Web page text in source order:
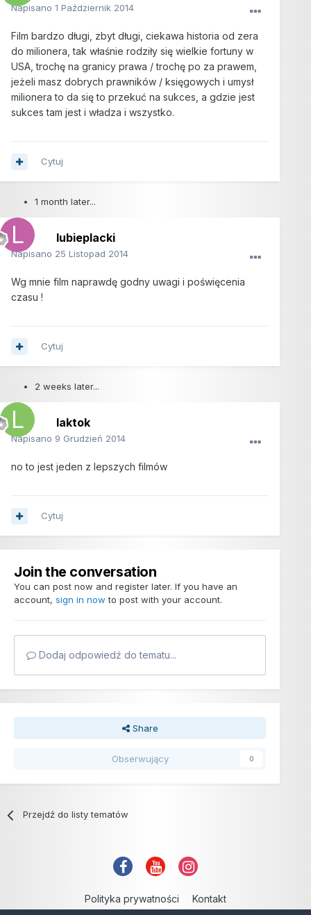
Napisano 1 Październik 2014
Film bardzo długi, zbyt długi, ciekawa historia od zera
do milionera, tak właśnie rodziły się wielkie fortuny w
USA, trochę na granicy prawa / trochę po za prawem,
jeżeli masz dobrych prawników / księgowych i umysł
milionera to da się to przekuć na sukces, a gdzie jest
sukces tam jest i władza i wszystko.
Cytuj
1 month later...
lubieplacki
Napisano 25 Listopad 2014
Wg mnie film naprawdę godny uwagi i poświęcenia
czasu !
Cytuj
2 weeks later...
laktok
Napisano 9 Grudzień 2014
no to jest jeden z lepszych filmów
Cytuj
Join the conversation
You can post now and register later. If you have an
account, sign in now to post with your account.
Dodaj odpowiedź do tematu...
Share
Obserwujący 0
Przejdź do listy tematów
Polityka prywatności Kontakt